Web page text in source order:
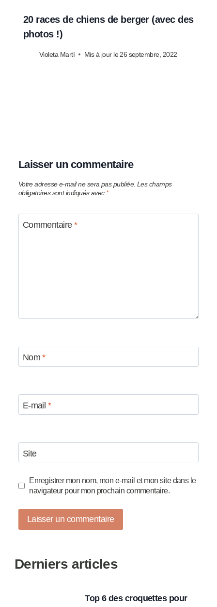
20 races de chiens de berger (avec des
photos !)
Violeta Martí Mis à jour le 26 septembre, 2022
Laisser un commentaire
Votre adresse e-mail ne sera pas publiée. Les champs
obligatoires sont indiqués avec *
Commentaire*
Nom*
E-mail *
Site
Enregistrer mon nom, mon e-mail et mon site dans le
navigateur pour mon prochain commentaire.
Derniers articles
Top 6 des croquettes pour